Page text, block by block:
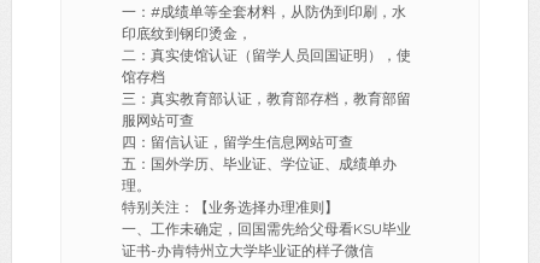
一：#成绩单等全套材料，从防伪到印刷，水
印底纹到钢印烫金，
二：真实使馆认证（留学人员回国证明），使
馆存档
三：真实教育部认证，教育部存档，教育部留
服网站可查
四：留信认证，留学生信息网站可查
五：国外学历、毕业证、学位证、成绩单办
理。
特别关注：【业务选择办理准则】
一、工作未确定，回国需先给父母看KSU毕业
证书-办肯特州立大学毕业证的样子微信